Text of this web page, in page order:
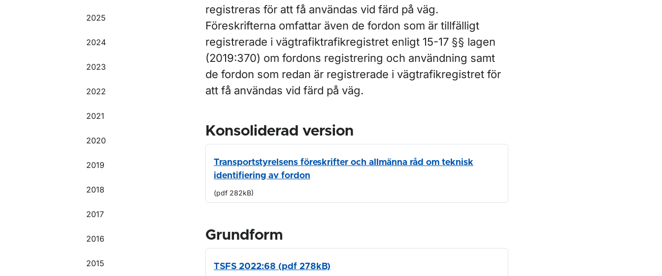
2025
2024
2023
2022
2021
2020
2019
2018
2017
2016
2015
registreras för att få användas vid färd på väg.
Föreskrifterna omfattar även de fordon som är tillfälligt
registrerade i vägtrafiktrafikregistret enligt 15-17 §§ lagen
(2019:370) om fordons registrering och användning samt
de fordon som redan är registrerade i vägtrafikregistret för
att få användas vid färd på väg.
Konsoliderad version
Transportstyrelsens föreskrifter och allmänna råd om teknisk
identifiering av fordon
(pdf 282kB)
Grundform
TSFS 2022:68 (pdf 278kB)